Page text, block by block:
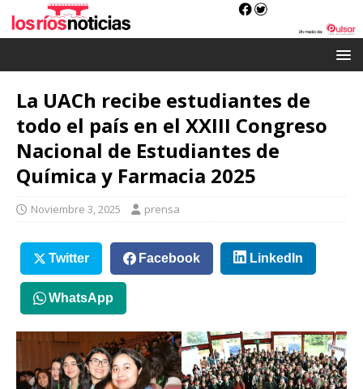
La UACh recibe estudiantes de
todo el país en el XXIII Congreso
Nacional de Estudiantes de
Química y Farmacia 2025
Noviembre 3, 2025 prensa
Twitter Facebook LinkedIn
WhatsApp